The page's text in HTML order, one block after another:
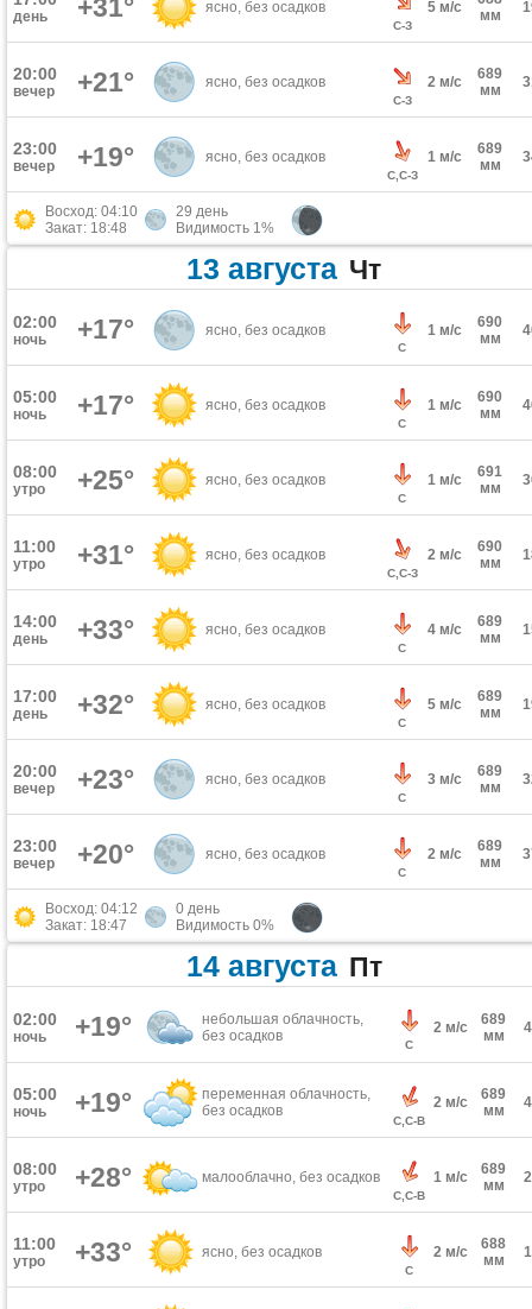
день +31° ясно, без осадков
С-З
5 м/с
мм
20:00
вечер +21° ясно, без осадков
С-З
2 м/с
689
мм
23:00
вечер +19° ясно, без осадков
С,С-З
1 м/с
689
мм
Восход: 04:10
Закат: 18:48
29 день
Видимость 1%
13 августа Чт
02:00
ночь +17° ясно, без осадков
С
1 м/с
690
мм
05:00
ночь +17° ясно, без осадков
С
1 м/с
690
мм
08:00
утро +25° ясно, без осадков
С
1 м/с
691
мм
11:00
утро +31° ясно, без осадков
С,С-З
2 м/с
690
мм
14:00
день +33° ясно, без осадков
С
4 м/с
689
мм
17:00
день +32° ясно, без осадков
С
5 м/с
689
мм
20:00
вечер +23° ясно, без осадков
С
3 м/с
689
мм
23:00
вечер +20° ясно, без осадков
С
2 м/с
689
мм
Восход: 04:12
Закат: 18:47
0 день
Видимость 0%
14 августа Пт
02:00
ночь +19°
небольшая облачность,
без осадков
С
2 м/с
689
мм
05:00
ночь +19°
переменная облачность,
без осадков
С,С-В
2 м/с
689
мм
08:00
утро +28° малооблачно, без осадков
С,С-В
1 м/с
689
мм
11:00
утро +33° ясно, без осадков
С
2 м/с
688
мм